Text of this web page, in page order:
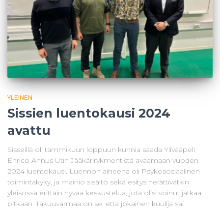
YLEINEN
Sissien luentokausi 2024
avattu
Sisseillä oli tammikuun loppuun kunnia saada Ylivääpeli
Enrico Annus Utin Jääkärirykmentistä avaamaan vuoden
2024 luentokausi. Luennon aiheena oli Psykososiaalinen
toimintakyky, ja mainio sisältö sekä esitys herättivätkin
yleisössä erittäin hyvää keskustelua, jota olisi voinut jatkaa
pitkään. Takuuvarmaa on se, että jokainen kuulija sai